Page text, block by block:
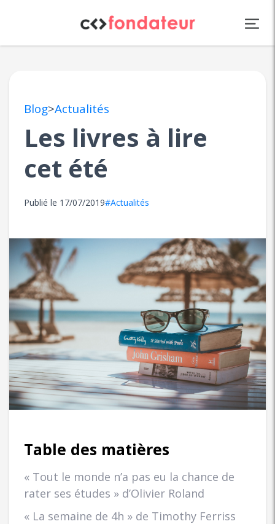
Blog>Actualités
Les livres à lire
cet été
Publié le 17/07/2019#Actualités
Table des matières
« Tout le monde n’a pas eu la chance de
rater ses études » d’Olivier Roland
« La semaine de 4h » de Timothy Ferriss